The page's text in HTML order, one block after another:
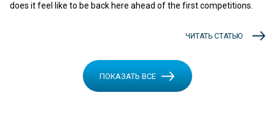
does it feel like to be back here ahead of the first competitions.
ЧИТАТЬ СТАТЬЮ
ПОКАЗАТЬ ВСЕ